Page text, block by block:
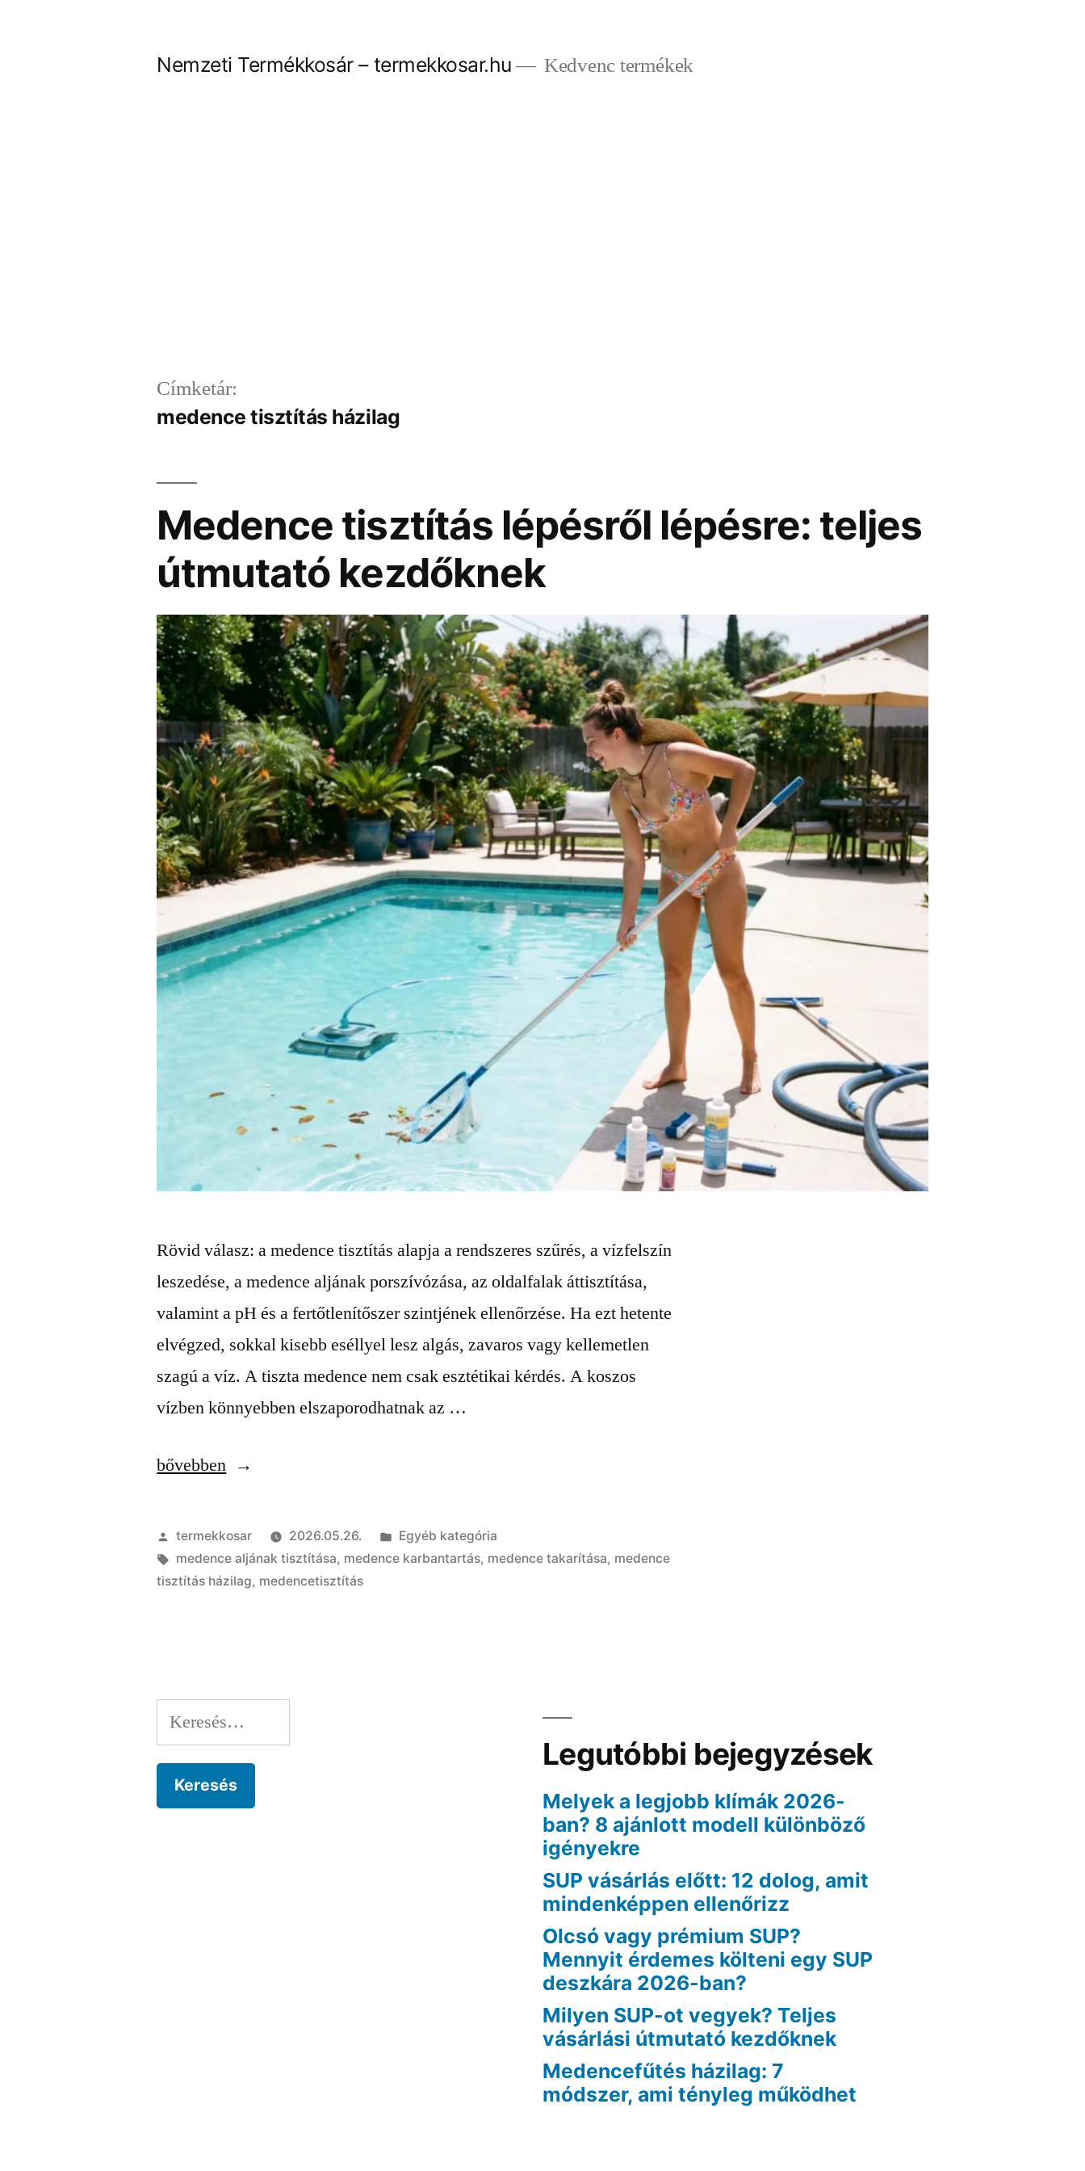
Nemzeti Termékkosár – termekkosar.hu Kedvenc termékek
Címketár:
medence tisztítás házilag
Medence tisztítás lépésről lépésre: teljes
útmutató kezdőknek
Rövid válasz: a medence tisztítás alapja a rendszeres szűrés, a vízfelszín
leszedése, a medence aljának porszívózása, az oldalfalak áttisztítása,
valamint a pH és a fertőtlenítőszer szintjének ellenőrzése. Ha ezt hetente
elvégzed, sokkal kisebb eséllyel lesz algás, zavaros vagy kellemetlen
szagú a víz. A tiszta medence nem csak esztétikai kérdés. A koszos
vízben könnyebben elszaporodhatnak az …
„Medence
lépésről
lépésre:
teljes
bővebben
Szerző:
termekkosar 2026.05.26. Kategória:
Egyéb kategória
Címke:
medence aljának tisztítása, medence karbantartás, medence takarítása, medence
tisztítás házilag, medencetisztítás
Keresés:
Legutóbbi bejegyzések
Melyek a legjobb klímák 2026-
ban? 8 ajánlott modell különböző
igényekre
SUP vásárlás előtt: 12 dolog, amit
mindenképpen ellenőrizz
Olcsó vagy prémium SUP?
Mennyit érdemes költeni egy SUP
deszkára 2026-ban?
Milyen SUP-ot vegyek? Teljes
vásárlási útmutató kezdőknek
Medencefűtés házilag: 7
módszer, ami tényleg működhet